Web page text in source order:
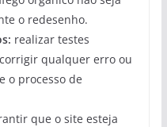
o redesenho.
realizar testes
qualquer erro ou
o processo de
que o site esteja